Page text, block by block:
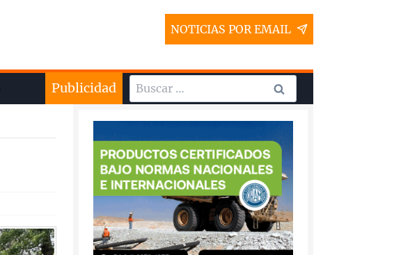
NOTICIAS POR EMAIL
Publicidad Buscar: